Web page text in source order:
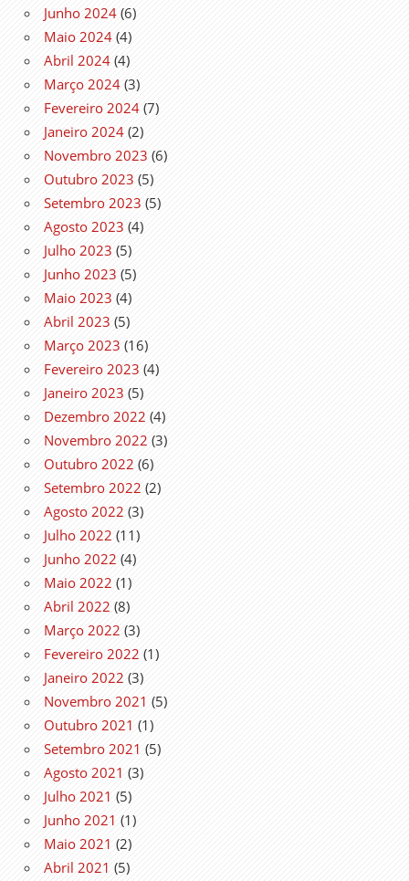
Junho 2024 (6)
Maio 2024 (4)
Abril 2024 (4)
Março 2024 (3)
Fevereiro 2024 (7)
Janeiro 2024 (2)
Novembro 2023 (6)
Outubro 2023 (5)
Setembro 2023 (5)
Agosto 2023 (4)
Julho 2023 (5)
Junho 2023 (5)
Maio 2023 (4)
Abril 2023 (5)
Março 2023 (16)
Fevereiro 2023 (4)
Janeiro 2023 (5)
Dezembro 2022 (4)
Novembro 2022 (3)
Outubro 2022 (6)
Setembro 2022 (2)
Agosto 2022 (3)
Julho 2022 (11)
Junho 2022 (4)
Maio 2022 (1)
Abril 2022 (8)
Março 2022 (3)
Fevereiro 2022 (1)
Janeiro 2022 (3)
Novembro 2021 (5)
Outubro 2021 (1)
Setembro 2021 (5)
Agosto 2021 (3)
Julho 2021 (5)
Junho 2021 (1)
Maio 2021 (2)
Abril 2021 (5)